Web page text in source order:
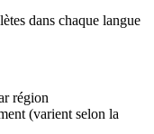
dans chaque langue
région
(varient selon la